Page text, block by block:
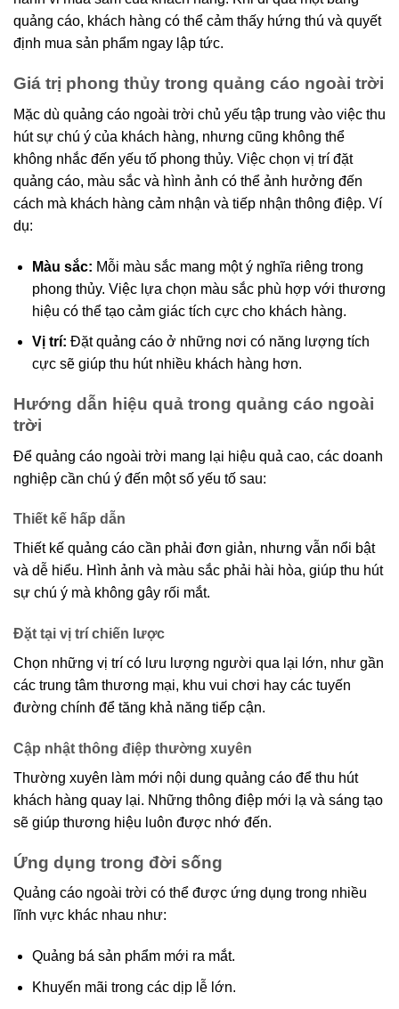
quảng cáo, khách hàng có thể cảm thấy hứng thú và quyết
định mua sản phẩm ngay lập tức.
Giá trị phong thủy trong quảng cáo ngoài trời
Mặc dù quảng cáo ngoài trời chủ yếu tập trung vào việc thu
hút sự chú ý của khách hàng, nhưng cũng không thể
không nhắc đến yếu tố phong thủy. Việc chọn vị trí đặt
quảng cáo, màu sắc và hình ảnh có thể ảnh hưởng đến
cách mà khách hàng cảm nhận và tiếp nhận thông điệp. Ví
dụ:
Màu sắc: Mỗi màu sắc mang một ý nghĩa riêng trong
phong thủy. Việc lựa chọn màu sắc phù hợp với thương
hiệu có thể tạo cảm giác tích cực cho khách hàng.
Vị trí: Đặt quảng cáo ở những nơi có năng lượng tích
cực sẽ giúp thu hút nhiều khách hàng hơn.
Hướng dẫn hiệu quả trong quảng cáo ngoài
trời
Để quảng cáo ngoài trời mang lại hiệu quả cao, các doanh
nghiệp cần chú ý đến một số yếu tố sau:
Thiết kế hấp dẫn
Thiết kế quảng cáo cần phải đơn giản, nhưng vẫn nổi bật
và dễ hiểu. Hình ảnh và màu sắc phải hài hòa, giúp thu hút
sự chú ý mà không gây rối mắt.
Đặt tại vị trí chiến lược
Chọn những vị trí có lưu lượng người qua lại lớn, như gần
các trung tâm thương mại, khu vui chơi hay các tuyến
đường chính để tăng khả năng tiếp cận.
Cập nhật thông điệp thường xuyên
Thường xuyên làm mới nội dung quảng cáo để thu hút
khách hàng quay lại. Những thông điệp mới lạ và sáng tạo
sẽ giúp thương hiệu luôn được nhớ đến.
Ứng dụng trong đời sống
Quảng cáo ngoài trời có thể được ứng dụng trong nhiều
lĩnh vực khác nhau như:
Quảng bá sản phẩm mới ra mắt.
Khuyến mãi trong các dịp lễ lớn.